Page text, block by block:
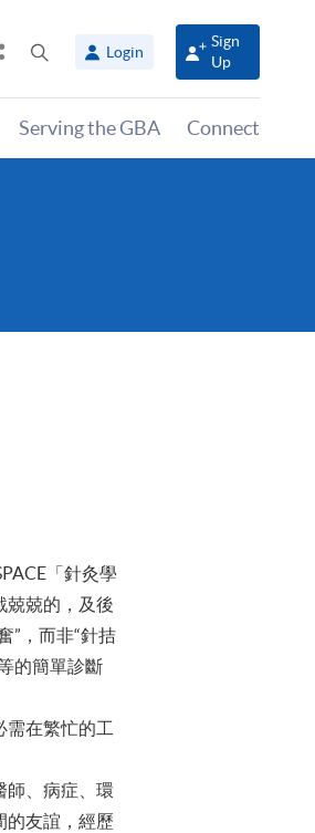
Share
panel
Login
Sign
Up
Serving the GBA Connect
「針灸學
兢兢的，及後
”，而非“針拮
的簡單診斷
需在繁忙的工
師、病症、環
的友誼，經歷